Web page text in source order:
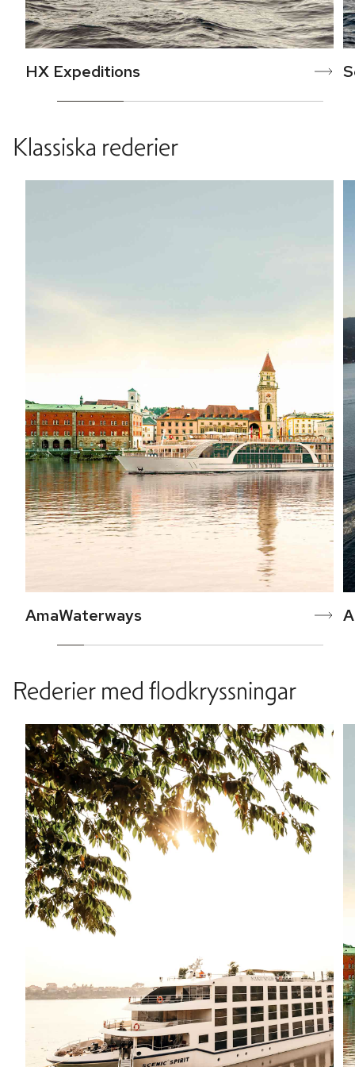
HX Expeditions
Klassiska rederier
AmaWaterways
Rederier med flodkryssningar